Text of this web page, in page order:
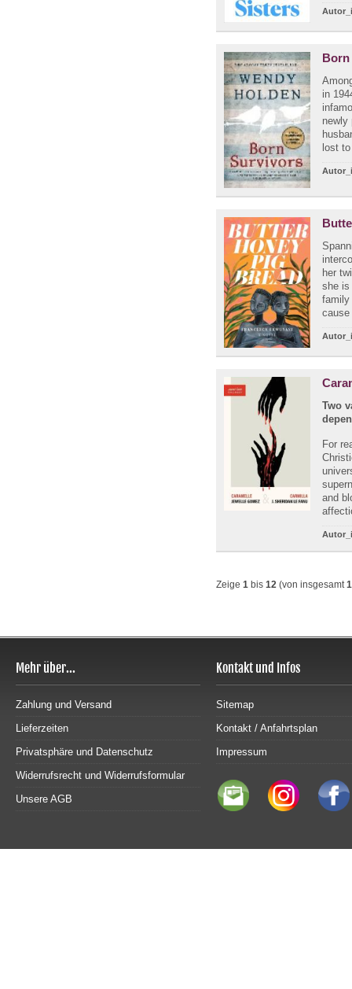
in
newly
lost
her
she is
family
Two
For
and
Zeige 1 bis 12 (von insgesamt
Mehr über...
Zahlung und Versand
Lieferzeiten
Privatsphäre und Datenschutz
Widerrufsrecht und Widerrufsformular
Unsere AGB
Kontakt und Infos
Sitemap
Kontakt / Anfahrtsplan
Impressum